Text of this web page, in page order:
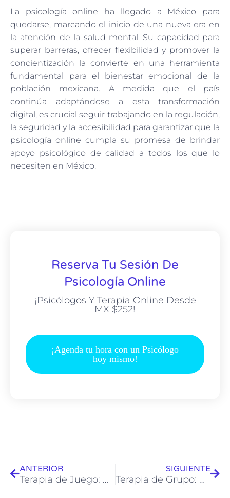
La psicología online ha llegado a México para
quedarse, marcando el inicio de una nueva era en
la atención de la salud mental. Su capacidad para
superar barreras, ofrecer flexibilidad y promover la
concientización la convierte en una herramienta
fundamental para el bienestar emocional de la
población mexicana. A medida que el país
continúa adaptándose a esta transformación
digital, es crucial seguir trabajando en la regulación,
la seguridad y la accesibilidad para garantizar que la
psicología online cumpla su promesa de brindar
apoyo psicológico de calidad a todos los que lo
necesiten en México.
Reserva Tu Sesión De
Psicología Online
¡Psicólogos Y Terapia Online Desde
MX $252!
¡Agenda tu hora con un Psicólogo
hoy mismo!
ANTERIOR
Terapia de Juego: Promoviendo el crecimiento y la sanación a través del juego
SIGUIENTE
Terapia de Grupo: Compartiendo el camino hacia la sanación y el crecimiento